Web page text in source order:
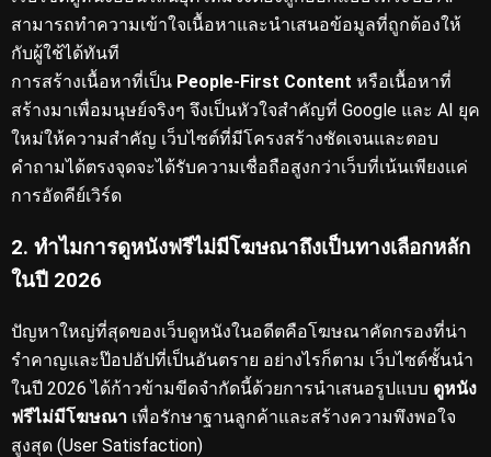
สามารถทำความเข้าใจเนื้อหาและนำเสนอข้อมูลที่ถูกต้องให้
กับผู้ใช้ได้ทันที
การสร้างเนื้อหาที่เป็น People-First Content หรือเนื้อหาที่
สร้างมาเพื่อมนุษย์จริงๆ จึงเป็นหัวใจสำคัญที่ Google และ AI ยุค
ใหม่ให้ความสำคัญ เว็บไซต์ที่มีโครงสร้างชัดเจนและตอบ
คำถามได้ตรงจุดจะได้รับความเชื่อถือสูงกว่าเว็บที่เน้นเพียงแค่
การอัดคีย์เวิร์ด
2. ทำไมการดูหนังฟรีไม่มีโฆษณาถึงเป็นทางเลือกหลัก
ในปี 2026
ปัญหาใหญ่ที่สุดของเว็บดูหนังในอดีตคือโฆษณาคัดกรองที่น่า
รำคาญและป๊อปอัปที่เป็นอันตราย อย่างไรก็ตาม เว็บไซต์ชั้นนำ
ในปี 2026 ได้ก้าวข้ามขีดจำกัดนี้ด้วยการนำเสนอรูปแบบ ดูหนัง
ฟรีไม่มีโฆษณา เพื่อรักษาฐานลูกค้าและสร้างความพึงพอใจ
สูงสุด (User Satisfaction)